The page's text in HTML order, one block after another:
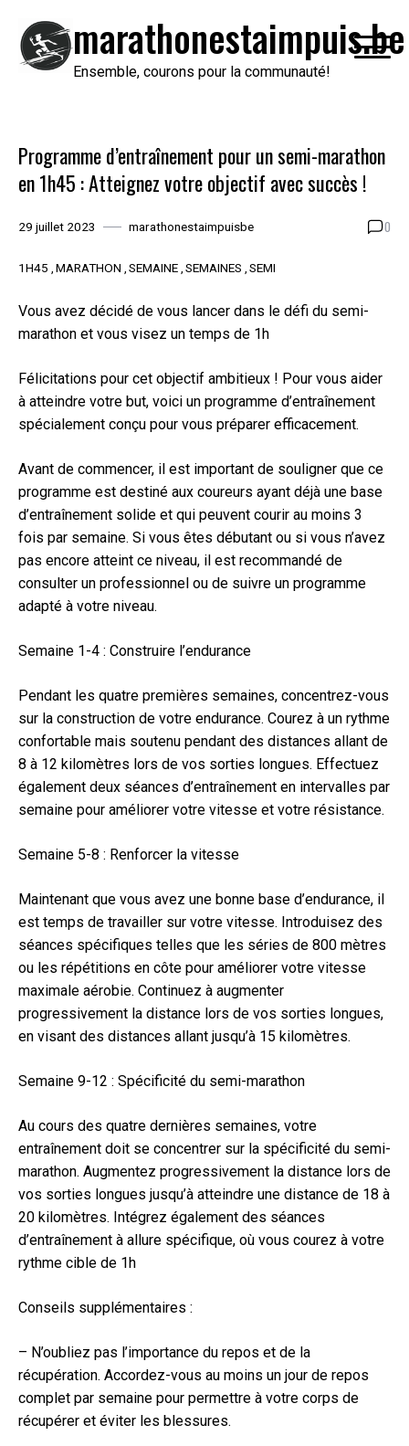
contenu
marathonestaimpuis.be
Ensemble, courons pour la communauté!
Programme d’entraînement pour un semi-marathon
en 1h45 : Atteignez votre objectif avec succès !
29 juillet 2023 marathonestaimpuisbe 0
1H45 MARATHON SEMAINE SEMAINES SEMI
Vous avez décidé de vous lancer dans le défi du semi-
marathon et vous visez un temps de 1h
Félicitations pour cet objectif ambitieux ! Pour vous aider
à atteindre votre but, voici un programme d’entraînement
spécialement conçu pour vous préparer efficacement.
Avant de commencer, il est important de souligner que ce
programme est destiné aux coureurs ayant déjà une base
d’entraînement solide et qui peuvent courir au moins 3
fois par semaine. Si vous êtes débutant ou si vous n’avez
pas encore atteint ce niveau, il est recommandé de
consulter un professionnel ou de suivre un programme
adapté à votre niveau.
Semaine 1-4 : Construire l’endurance
Pendant les quatre premières semaines, concentrez-vous
sur la construction de votre endurance. Courez à un rythme
confortable mais soutenu pendant des distances allant de
8 à 12 kilomètres lors de vos sorties longues. Effectuez
également deux séances d’entraînement en intervalles par
semaine pour améliorer votre vitesse et votre résistance.
Semaine 5-8 : Renforcer la vitesse
Maintenant que vous avez une bonne base d’endurance, il
est temps de travailler sur votre vitesse. Introduisez des
séances spécifiques telles que les séries de 800 mètres
ou les répétitions en côte pour améliorer votre vitesse
maximale aérobie. Continuez à augmenter
progressivement la distance lors de vos sorties longues,
en visant des distances allant jusqu’à 15 kilomètres.
Semaine 9-12 : Spécificité du semi-marathon
Au cours des quatre dernières semaines, votre
entraînement doit se concentrer sur la spécificité du semi-
marathon. Augmentez progressivement la distance lors de
vos sorties longues jusqu’à atteindre une distance de 18 à
20 kilomètres. Intégrez également des séances
d’entraînement à allure spécifique, où vous courez à votre
rythme cible de 1h
Conseils supplémentaires :
– N’oubliez pas l’importance du repos et de la
récupération. Accordez-vous au moins un jour de repos
complet par semaine pour permettre à votre corps de
récupérer et éviter les blessures.